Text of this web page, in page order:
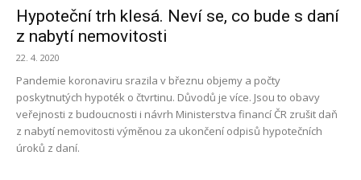
Hypoteční trh klesá. Neví se, co bude s daní
z nabytí nemovitosti
22. 4. 2020
Pandemie koronaviru srazila v březnu objemy a počty
poskytnutých hypoték o čtvrtinu. Důvodů je více. Jsou to obavy
veřejnosti z budoucnosti i návrh Ministerstva financí ČR zrušit daň
z nabytí nemovitosti výměnou za ukončení odpisů hypotečních
úroků z daní.